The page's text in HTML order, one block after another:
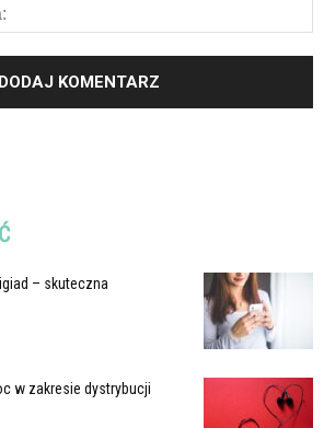
– skuteczna
w zakresie dystrybucji